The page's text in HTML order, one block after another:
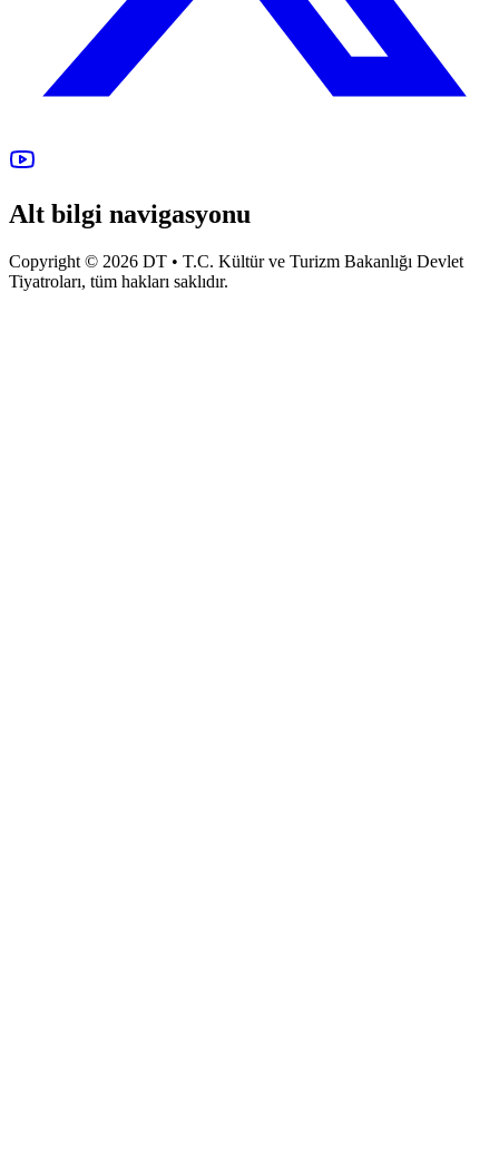
Alt bilgi navigasyonu
Copyright © 2026 DT • T.C. Kültür ve Turizm Bakanlığı Devlet
Tiyatroları, tüm hakları saklıdır.